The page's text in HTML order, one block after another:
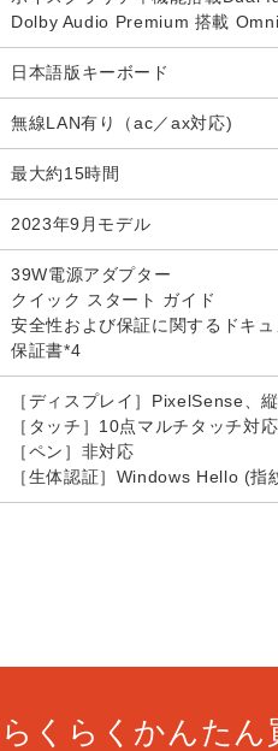
Dolby Audio Premium 搭載
日本語版キーボード
無線LAN有り（ac／ax対応)
最大約15時間
2023年9月モデル
39W電源アダプター
クイック スタート ガイド
安全性および保証に関するドキュ
保証書*4
［ディスプレイ］PixelSense、
［タッチ］10点マルチタッチ対応
［ペン］非対応
［生体認証］Windows Hello (指
らくらくかんたん